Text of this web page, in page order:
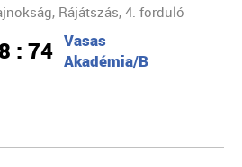
Rájátszás, 4. forduló
: 74 Vasas
Akadémia/B